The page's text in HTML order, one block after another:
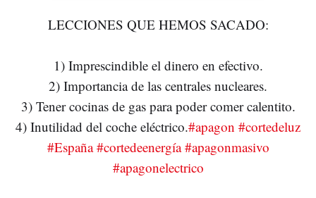
LECCIONES QUE HEMOS SACADO:
1) Imprescindible el dinero en efectivo.
2) Importancia de las centrales nucleares.
3) Tener cocinas de gas para poder comer calentito.
4) Inutilidad del coche eléctrico.#apagon #cortedeluz
#España #cortedeenergía #apagonmasivo
#apagonelectrico